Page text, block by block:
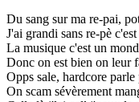
Du sang sur ma re-pai,
J'ai grandi sans re-pè
La musique c'est un
Donc on est bien on leur
Opps sale, hardcore parle
On scam sévèrement